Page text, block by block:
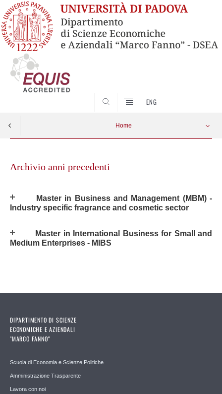
ENG
Home
contentArchivio anni precedenti
Master in Business and Management (MBM) -
Industry specific fragrance and cosmetic sector
Master in International Business for Small and
Medium Enterprises - MIBS
DIPARTIMENTO DI SCIENZE
ECONOMICHE E AZIENDALI
"MARCO FANNO"
Scuola di Economia e Scienze Politiche
Amministrazione Trasparente
Lavora con noi